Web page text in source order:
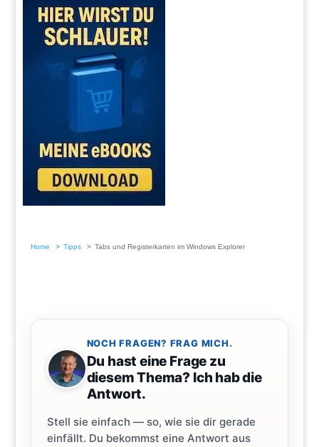
Home Tipps Tabs und Registerkarten im Windows Explorer
NOCH FRAGEN? FRAG MICH.
Du hast eine Frage zu
diesem Thema? Ich hab die
Antwort.
Stell sie einfach — so, wie sie dir gerade
einfällt. Du bekommst eine Antwort aus